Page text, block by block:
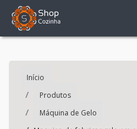
Início
Produtos
Máquina de Gelo